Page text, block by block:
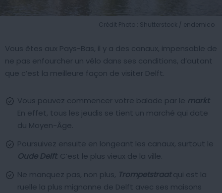
Crédit Photo : Shutterstock / endemico
Vous êtes aux Pays-Bas, il y a des canaux, impensable de
ne pas enfourcher un vélo dans ses conditions, d’autant
que c’est la meilleure façon de visiter Delft.
Vous pouvez commencer votre balade par le markt.
En effet, tous les jeudis se tient un marché qui date
du Moyen-Âge.
Poursuivez ensuite en longeant les canaux, surtout le
Oude Delft. C’est le plus vieux de la ville.
Ne manquez pas, non plus, Trompetstraatqui est la
ruelle la plus mignonne de Delft avec ses maisons